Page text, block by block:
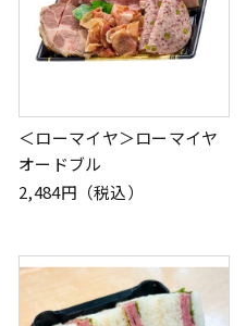
＜ローマイヤ＞ローマイヤ
オードブル
2,484円（税込）